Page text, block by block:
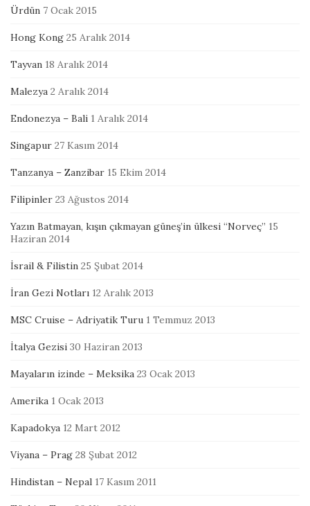
Ürdün 7 Ocak 2015
Hong Kong 25 Aralık 2014
Tayvan 18 Aralık 2014
Malezya 2 Aralık 2014
Endonezya – Bali 1 Aralık 2014
Singapur 27 Kasım 2014
Tanzanya – Zanzibar 15 Ekim 2014
Filipinler 23 Ağustos 2014
Yazın Batmayan, kışın çıkmayan güneş’in ülkesi “Norveç” 15
Haziran 2014
İsrail & Filistin 25 Şubat 2014
İran Gezi Notları 12 Aralık 2013
MSC Cruise – Adriyatik Turu 1 Temmuz 2013
İtalya Gezisi 30 Haziran 2013
Mayaların izinde – Meksika 23 Ocak 2013
Amerika 1 Ocak 2013
Kapadokya 12 Mart 2012
Viyana – Prag 28 Şubat 2012
Hindistan – Nepal 17 Kasım 2011